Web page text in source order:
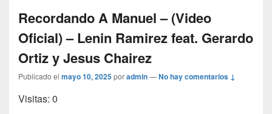
Recordando A Manuel – (Video
Oficial) – Lenin Ramirez feat. Gerardo
Ortiz y Jesus Chairez
Publicado el mayo 10, 2025poradmin—No hay comentarios ↓
Visitas: 0